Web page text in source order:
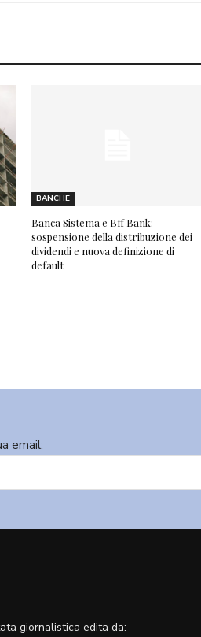
BANCHE
Banca Sistema e Bff Bank:
sospensione della distribuzione dei
dividendi e nuova definizione di
default
email:
giornalistica edita da: